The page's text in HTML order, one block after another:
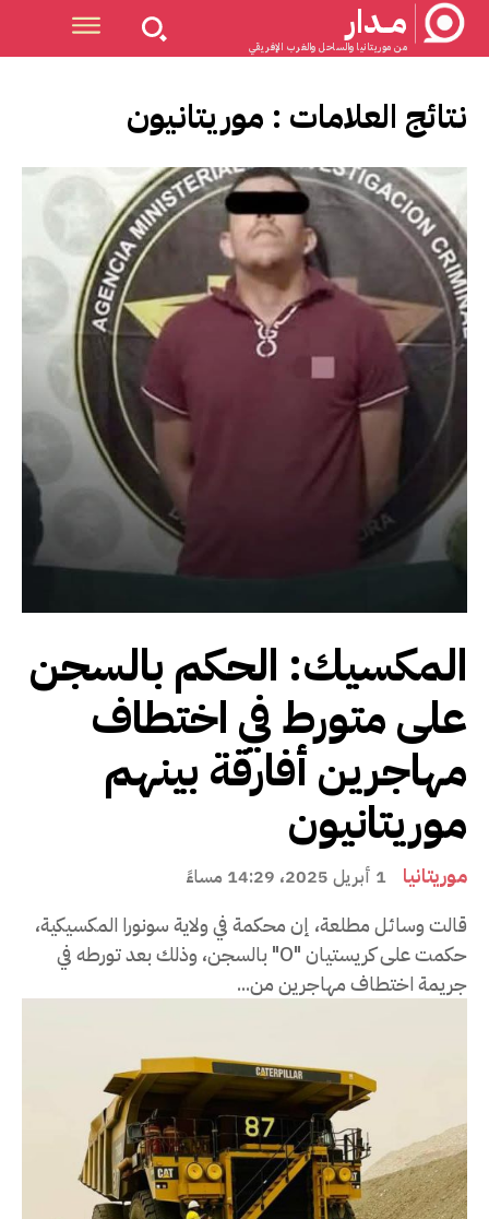
مــدار
من موريتانيا والساحل والغرب الإفريقي
نتائج العلامات : موريتانيون
المكسيك: الحكم بالسجن
على متورط في اختطاف
مهاجرين أفارقة بينهم
موريتانيون
موريتانيا 1 أبريل 2025، 14:29 مساءً
قالت وسائل مطلعة، إن محكمة في ولاية سونورا المكسيكية،
حكمت على كريستيان "O" بالسجن، وذلك بعد تورطه في
جريمة اختطاف مهاجرين من...